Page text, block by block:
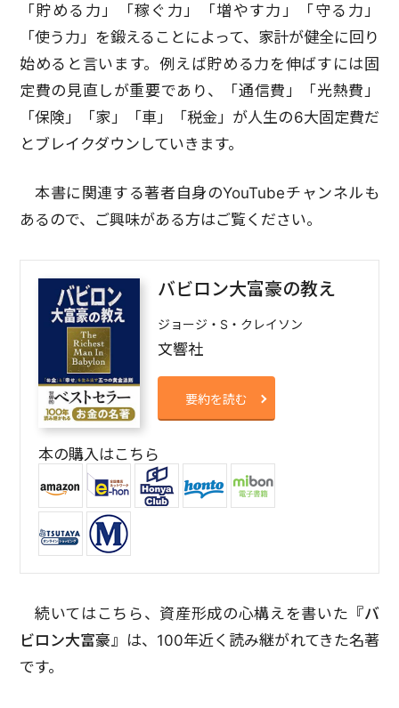
「貯める力」「稼ぐ力」「増やす力」「守る力」
「使う力」を鍛えることによって、家計が健全に回り
始めると言います。例えば貯める力を伸ばすには固
定費の見直しが重要であり、「通信費」「光熱費」
「保険」「家」「車」「税金」が人生の6大固定費だ
とブレイクダウンしていきます。
本書に関連する著者自身のYouTubeチャンネルも
あるので、ご興味がある方はご覧ください。
バビロン大富豪の教え
ジョージ・S・クレイソン
文響社
要約を読む
本の購入はこちら
続いてはこちら、資産形成の心構えを書いた 『バ
ビロン大富豪』 は、100年近く読み継がれてきた名著
です。